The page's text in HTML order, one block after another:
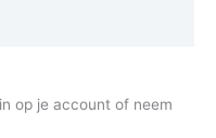
op je account of neem